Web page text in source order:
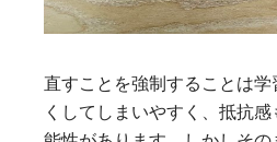
直すことを強制することは
くしてしまいやすく、抵抗